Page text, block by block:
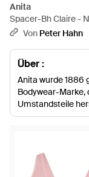
Anita
Spacer-Bh Claire -
Von Peter Hahn
Über :
Anita wurde 1886
Bodywear-Marke,
Umstandsteile
das Anita